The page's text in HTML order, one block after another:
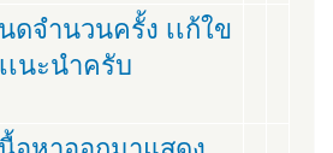
จำนวนครั้ง เเก้ใข
เนะนำครับ